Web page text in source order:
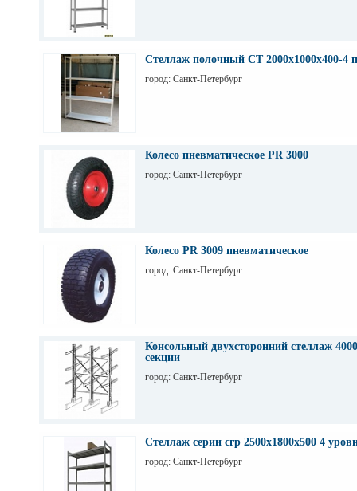
Стеллаж полочный СТ 2000х1000х400-4
город: Санкт-Петербург
Колесо пневматическое PR 3000
город: Санкт-Петербург
Колесо PR 3009 пневматическое
город: Санкт-Петербург
Консольный двухсторонний стеллаж
секции
город: Санкт-Петербург
Стеллаж серии сгр 2500х1800х500 4
город: Санкт-Петербург